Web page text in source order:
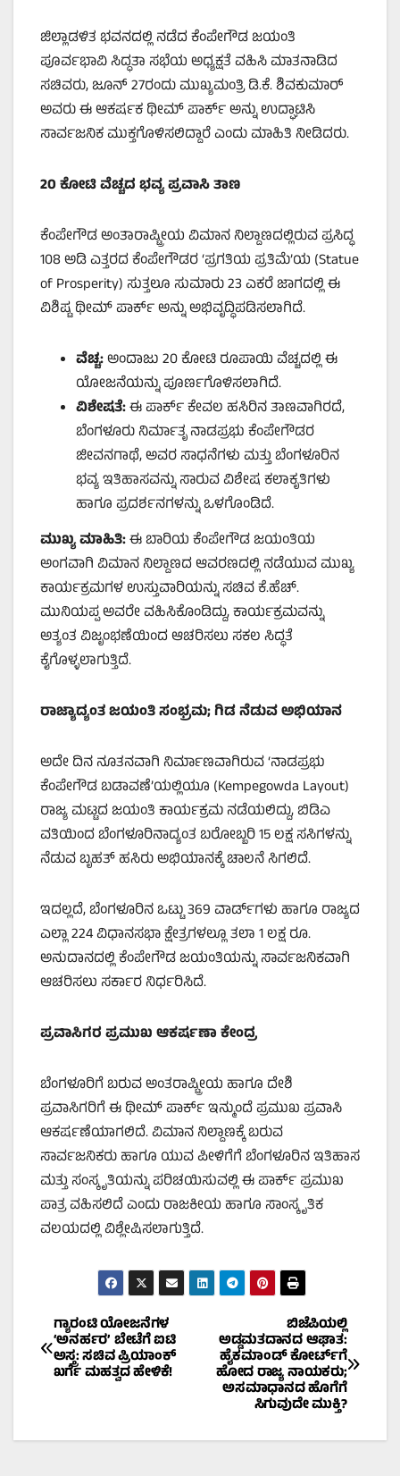
ಜಿಲ್ಲಾಡಳಿತ ಭವನದಲ್ಲಿ ನಡೆದ ಕೆಂಪೇಗೌಡ ಜಯಂತಿ
ಪೂರ್ವಭಾವಿ ಸಿದ್ಧತಾ ಸಭೆಯ ಅಧ್ಯಕ್ಷತೆ ವಹಿಸಿ ಮಾತನಾಡಿದ
ಸಚಿವರು, ಜೂನ್ 27ರಂದು ಮುಖ್ಯಮಂತ್ರಿ ಡಿ.ಕೆ. ಶಿವಕುಮಾರ್
ಅವರು ಈ ಆಕರ್ಷಕ ಥೀಮ್ ಪಾರ್ಕ್ ಅನ್ನು ಉದ್ಘಾಟಿಸಿ
ಸಾರ್ವಜನಿಕ ಮುಕ್ತಗೊಳಿಸಲಿದ್ದಾರೆ ಎಂದು ಮಾಹಿತಿ ನೀಡಿದರು.
20ಕೋಟಿ ವೆಚ್ಚದ ಭವ್ಯ ಪ್ರವಾಸಿ ತಾಣ
ಕೆಂಪೇಗೌಡ ಅಂತಾರಾಷ್ಟ್ರೀಯ ವಿಮಾನ ನಿಲ್ದಾಣದಲ್ಲಿರುವ ಪ್ರಸಿದ್ಧ
108 ಅಡಿ ಎತ್ತರದ ಕೆಂಪೇಗೌಡರ ‘ಪ್ರಗತಿಯ ಪ್ರತಿಮೆ’ಯ (Statue
of Prosperity) ಸುತ್ತಲೂ ಸುಮಾರು 23 ಎಕರೆ ಜಾಗದಲ್ಲಿ ಈ
ವಿಶಿಷ್ಟ ಥೀಮ್ ಪಾರ್ಕ್ ಅನ್ನು ಅಭಿವೃದ್ಧಿಪಡಿಸಲಾಗಿದೆ.
ವೆಚ್ಚ:ಅಂದಾಜು 20 ಕೋಟಿ ರೂಪಾಯಿ ವೆಚ್ಚದಲ್ಲಿ ಈ
ಯೋಜನೆಯನ್ನು ಪೂರ್ಣಗೊಳಿಸಲಾಗಿದೆ.
ವಿಶೇಷತೆ:ಈ ಪಾರ್ಕ್ ಕೇವಲ ಹಸಿರಿನ ತಾಣವಾಗಿರದೆ,
ಬೆಂಗಳೂರು ನಿರ್ಮಾತೃ ನಾಡಪ್ರಭು ಕೆಂಪೇಗೌಡರ
ಜೀವನಗಾಥೆ, ಅವರ ಸಾಧನೆಗಳು ಮತ್ತು ಬೆಂಗಳೂರಿನ
ಭವ್ಯ ಇತಿಹಾಸವನ್ನು ಸಾರುವ ವಿಶೇಷ ಕಲಾಕೃತಿಗಳು
ಹಾಗೂ ಪ್ರದರ್ಶನಗಳನ್ನು ಒಳಗೊಂಡಿದೆ.
ಮುಖ್ಯ ಮಾಹಿತಿ:ಈ ಬಾರಿಯ ಕೆಂಪೇಗೌಡ ಜಯಂತಿಯ
ಅಂಗವಾಗಿ ವಿಮಾನ ನಿಲ್ದಾಣದ ಆವರಣದಲ್ಲಿ ನಡೆಯುವ ಮುಖ್ಯ
ಕಾರ್ಯಕ್ರಮಗಳ ಉಸ್ತುವಾರಿಯನ್ನು ಸಚಿವ ಕೆ.ಹೆಚ್.
ಮುನಿಯಪ್ಪ ಅವರೇ ವಹಿಸಿಕೊಂಡಿದ್ದು, ಕಾರ್ಯಕ್ರಮವನ್ನು
ಅತ್ಯಂತ ವಿಜೃಂಭಣೆಯಿಂದ ಆಚರಿಸಲು ಸಕಲ ಸಿದ್ಧತೆ
ಕೈಗೊಳ್ಳಲಾಗುತ್ತಿದೆ.
ರಾಜ್ಯಾದ್ಯಂತ ಜಯಂತಿ ಸಂಭ್ರಮ;ಗಿಡ ನೆಡುವ ಅಭಿಯಾನ
ಅದೇ ದಿನ ನೂತನವಾಗಿ ನಿರ್ಮಾಣವಾಗಿರುವ ‘ನಾಡಪ್ರಭು
ಕೆಂಪೇಗೌಡ ಬಡಾವಣೆ’ಯಲ್ಲಿಯೂ (Kempegowda Layout)
ರಾಜ್ಯ ಮಟ್ಟದ ಜಯಂತಿ ಕಾರ್ಯಕ್ರಮ ನಡೆಯಲಿದ್ದು, ಬಿಡಿಎ
ವತಿಯಿಂದ ಬೆಂಗಳೂರಿನಾದ್ಯಂತ ಬರೋಬ್ಬರಿ 15 ಲಕ್ಷ ಸಸಿಗಳನ್ನು
ನೆಡುವ ಬೃಹತ್ ಹಸಿರು ಅಭಿಯಾನಕ್ಕೆ ಚಾಲನೆ ಸಿಗಲಿದೆ.
ಇದಲ್ಲದೆ, ಬೆಂಗಳೂರಿನ ಒಟ್ಟು 369 ವಾರ್ಡ್‌ಗಳು ಹಾಗೂ ರಾಜ್ಯದ
ಎಲ್ಲಾ 224 ವಿಧಾನಸಭಾ ಕ್ಷೇತ್ರಗಳಲ್ಲೂ ತಲಾ 1 ಲಕ್ಷ ರೂ.
ಅನುದಾನದಲ್ಲಿ ಕೆಂಪೇಗೌಡ ಜಯಂತಿಯನ್ನು ಸಾರ್ವಜನಿಕವಾಗಿ
ಆಚರಿಸಲು ಸರ್ಕಾರ ನಿರ್ಧರಿಸಿದೆ.
ಪ್ರವಾಸಿಗರ ಪ್ರಮುಖ ಆಕರ್ಷಣಾ ಕೇಂದ್ರ
ಬೆಂಗಳೂರಿಗೆ ಬರುವ ಅಂತರಾಷ್ಟ್ರೀಯ ಹಾಗೂ ದೇಶಿ
ಪ್ರವಾಸಿಗರಿಗೆ ಈ ಥೀಮ್ ಪಾರ್ಕ್ ಇನ್ಮುಂದೆ ಪ್ರಮುಖ ಪ್ರವಾಸಿ
ಆಕರ್ಷಣೆಯಾಗಲಿದೆ. ವಿಮಾನ ನಿಲ್ದಾಣಕ್ಕೆ ಬರುವ
ಸಾರ್ವಜನಿಕರು ಹಾಗೂ ಯುವ ಪೀಳಿಗೆಗೆ ಬೆಂಗಳೂರಿನ ಇತಿಹಾಸ
ಮತ್ತು ಸಂಸ್ಕೃತಿಯನ್ನು ಪರಿಚಯಿಸುವಲ್ಲಿ ಈ ಪಾರ್ಕ್ ಪ್ರಮುಖ
ಪಾತ್ರ ವಹಿಸಲಿದೆ ಎಂದು ರಾಜಕೀಯ ಹಾಗೂ ಸಾಂಸ್ಕೃತಿಕ
ವಲಯದಲ್ಲಿ ವಿಶ್ಲೇಷಿಸಲಾಗುತ್ತಿದೆ.
Post
navigation
ಬಿಜೆಪಿಯಲ್ಲಿ
ಅಡ್ಡಮತದಾನದ ಆಘಾತ:
ಹೈಕಮಾಂಡ್ ಕೋರ್ಟ್‌ಗೆ
ಹೋದ ರಾಜ್ಯ ನಾಯಕರು;
ಅಸಮಾಧಾನದ ಹೊಗೆಗೆ
ಸಿಗುವುದೇ ಮುಕ್ತಿ?
ಗ್ಯಾರಂಟಿ ಯೋಜನೆಗಳ
‘ಅನರ್ಹರ’ ಬೇಟೆಗೆ ಐಟಿ
ಅಸ್ತ್ರ: ಸಚಿವ ಪ್ರಿಯಾಂಕ್
ಖರ್ಗೆ ಮಹತ್ವದ ಹೇಳಿಕೆ!